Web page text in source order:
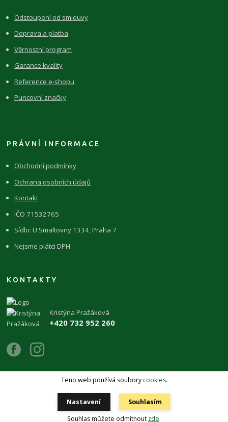
Odstoupení od smlouvy
Doprava a platba
Věrnostní program
Garance kvality
Reference e-shopu
Puncovní značky
PRÁVNÍ INFORMACE
Obchodní podmínky
Ochrana osobních údajů
Kontakt
IČO 71532765
Sídlo: U Smaltovny 1334, Praha 7
Nejsme plátci DPH
KONTAKTY
Kristýna Pražáková
+420 732 952 260
Copyright 2026 © ŽIVÉKAMENY Kristýna Pražáková
Vytvořeno na
Teno web používá soubory cookies.
Nastavení
Souhlasím
Souhlas můžete odmítnout zde.